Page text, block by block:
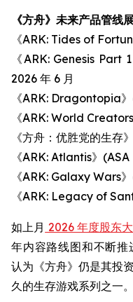
《方舟》未来产品管线
《ARK: Tides of
《ARK: Genesis
2026 年 6 月
《ARK: Dragontopia
《ARK: World
《方舟：优胜党的生存
《ARK: Atlantis》
《ARK: Galaxy Wars
《ARK: Legacy of
如上月 2026 年度股东
年内容路线图和不断
认为《方舟》仍是其投
久的生存游戏系列之一。